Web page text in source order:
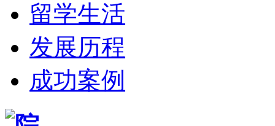
留学生活
发展历程
成功案例